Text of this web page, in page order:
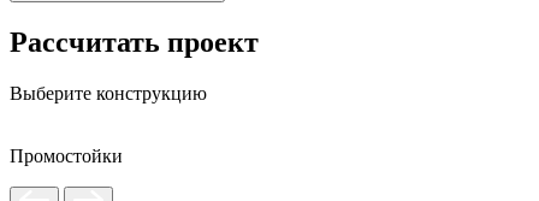
Рассчитать проект
Выберите конструкцию
Промостойки